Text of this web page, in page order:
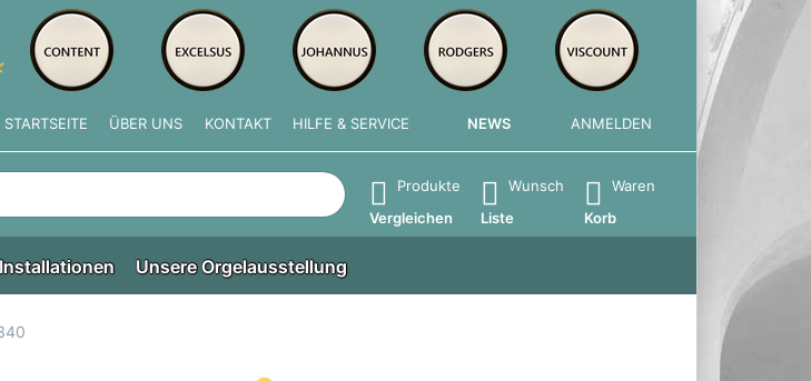
STARTSEITE ÜBER UNS KONTAKT HILFE & SERVICE NEWS ANMELDEN
erste Ergebnisse. Drücken Sie die Eingabetaste, um alle Ergebnisse aufzurufen.
Produkte
Vergleichen
Wunsch
Liste
Waren
Korb
Unsere Orgelausstellung